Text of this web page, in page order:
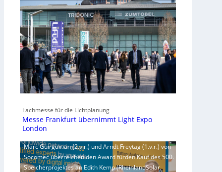
Fachmesse für die Lichtplanung
Messe Frankfurt übernimmt Light Expo
London
Marc Guirguirian (2.v.r.) und Arndt Freytag (1.v.r.) von
Socomec überreichen den Award fürden Kauf des 500.
Speicherprojektes an Edith Kemp (RheinlandSolar,